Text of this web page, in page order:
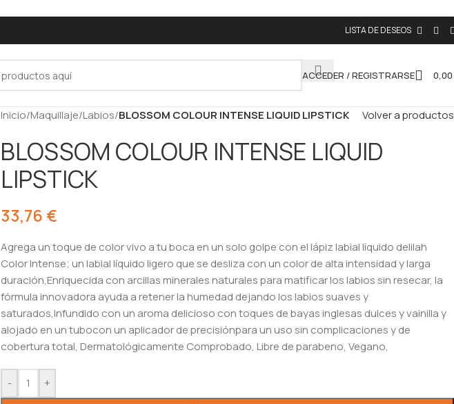
LISTA DE DESEOS
ACCEDER / REGISTRARSE 0,00
Inicio/Maquillaje/Labios/BLOSSOM COLOUR INTENSE LIQUID LIPSTICK Volver a productos
BLOSSOM COLOUR INTENSE LIQUID
LIPSTICK
33,76 €
Agrega un toque de color vivo a tu boca en un solo golpe con el lápiz labial líquido delilah
Color Intense; un labial líquido ligero que se desliza con un color de alta intensidad y larga
duración,Enriquecida con arcillas minerales naturales para matificar los labios sin resecar, la
fórmula innovadora ayuda a retener la humedad dejando los labios suaves y
saturados,Infundido con un aroma delicioso con toques de bayas inglesas dulces y vainilla y
alojado en un tubocon un aplicador de precisiónpara un uso sin complicaciones y de
cobertura total, Dermatológicamente Comprobado, Libre de parabeno, Vegano,
- +